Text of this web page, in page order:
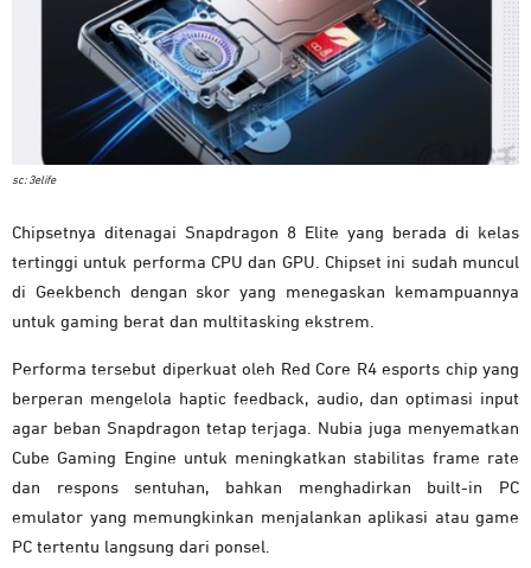
sc: 3elife
Chipsetnya ditenagai Snapdragon 8 Elite yang berada di kelas
tertinggi untuk performa CPU dan GPU. Chipset ini sudah muncul
di Geekbench dengan skor yang menegaskan kemampuannya
untuk gaming berat dan multitasking ekstrem.
Performa tersebut diperkuat oleh Red Core R4 esports chip yang
berperan mengelola haptic feedback, audio, dan optimasi input
agar beban Snapdragon tetap terjaga. Nubia juga menyematkan
Cube Gaming Engine untuk meningkatkan stabilitas frame rate
dan respons sentuhan, bahkan menghadirkan built-in PC
emulator yang memungkinkan menjalankan aplikasi atau game
PC tertentu langsung dari ponsel.